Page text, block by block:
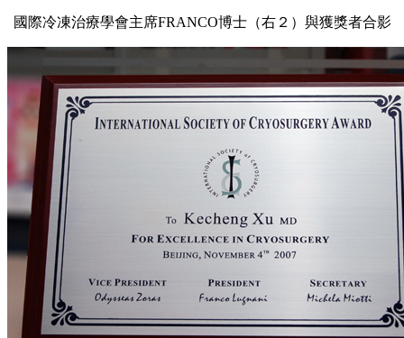
國際冷凍治療學會主席FRANCO博士（右２）與獲獎者合影